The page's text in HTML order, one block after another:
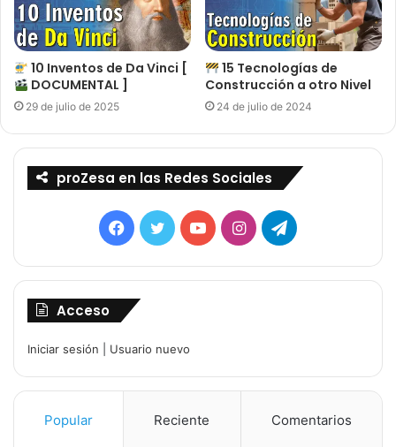
10 Inventos de Da Vinci [
DOCUMENTAL ]
29 de julio de 2025
15 Tecnologías de
Construcción a otro Nivel
24 de julio de 2024
proZesa en las Redes Sociales
Facebook
TwitterYouTubeInstagramTelegram
Acceso
Iniciar sesión Usuario nuevo
Popular Reciente Comentarios